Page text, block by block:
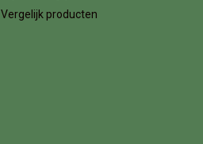
Vergelijk producten